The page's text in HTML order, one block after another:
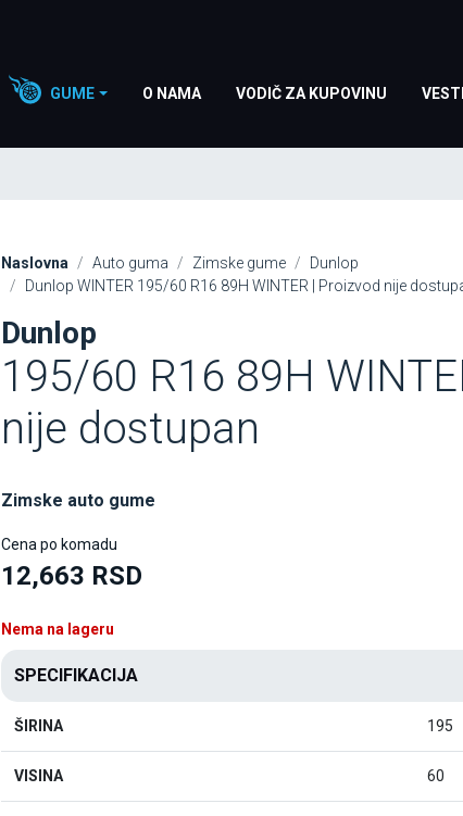
GUME O NAMA VODIČ ZA KUPOVINU VESTI
Naslovna Auto guma Zimske gume
Dunlop
Dunlop WINTER 195/60 R16 89H WINTER | Proizvod nije
Dunlop
195/60 R16 89H
nije dostupan
Zimske auto gume
Cena po komadu
12,663 RSD
Nema na lageru
SPECIFIKACIJA
ŠIRINA 195
VISINA 60